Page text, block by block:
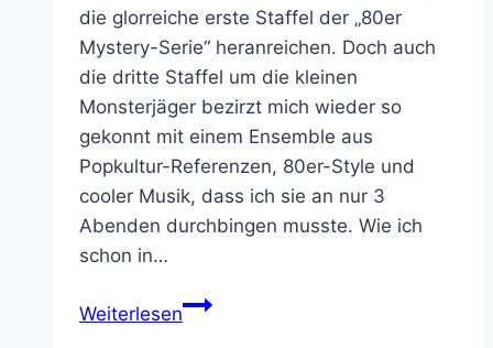
die glorreiche erste Staffel der „80er
Mystery-Serie“ heranreichen. Doch auch
die dritte Staffel um die kleinen
Monsterjäger bezirzt mich wieder so
gekonnt mit einem Ensemble aus
Popkultur-Referenzen, 80er-Style und
cooler Musik, dass ich sie an nur 3
Abenden durchbingen musste. Wie ich
schon in…
WeiterlesenDie